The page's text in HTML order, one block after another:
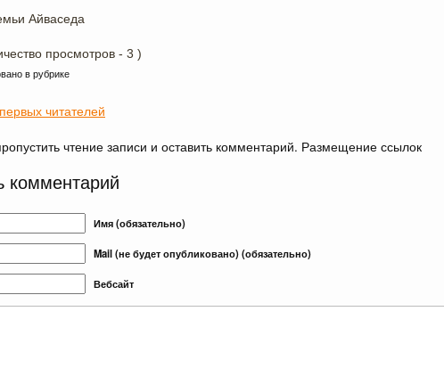
Айваседа
просмотров - 3 )
в рубрике
читателей
чтение записи и оставить комментарий. Размещение ссылок
комментарий
Имя (обязательно)
Mail (не будет опубликовано) (обязательно)
Вебсайт